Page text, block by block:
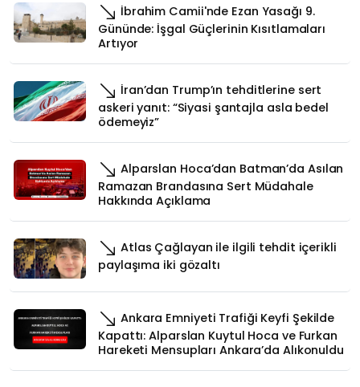
İbrahim Camii'nde Ezan Yasağı 9.
Gününde: İşgal Güçlerinin Kısıtlamaları
Artıyor
İran’dan Trump’ın tehditlerine sert
askeri yanıt: “Siyasi şantajla asla bedel
ödemeyiz”
Alparslan Hoca’dan Batman’da Asılan
Ramazan Brandasına Sert Müdahale
Hakkında Açıklama
Atlas Çağlayan ile ilgili tehdit içerikli
paylaşıma iki gözaltı
Ankara Emniyeti Trafiği Keyfi Şekilde
Kapattı: Alparslan Kuytul Hoca ve Furkan
Hareketi Mensupları Ankara’da Alıkonuldu